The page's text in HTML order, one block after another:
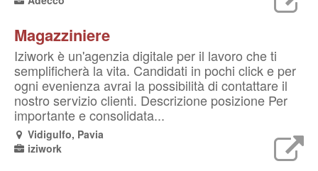
Magazziniere
Iziwork è un'agenzia digitale per il lavoro che ti
semplificherà la vita. Candidati in pochi click e per
ogni evenienza avrai la possibilità di contattare il
nostro servizio clienti. Descrizione posizione Per
importante e consolidata...
Vidigulfo, Pavia
iziwork